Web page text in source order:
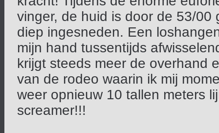
vinger, de huid is door de 53/
diep ingesneden. Een
mijn hand tussentijds
krijgt steeds meer de overhand
van de rodeo waarin ik mij
weer opnieuw 10 tallen meters
screamer!!!